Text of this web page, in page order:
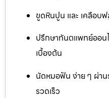
ขูดหินปูน และ เคลือบ
ปรึกษาทันตแพทย์ออน
เบื้องต้น
นัดหมอฟัน ง่าย ๆ ผ่าน
รวดเร็ว